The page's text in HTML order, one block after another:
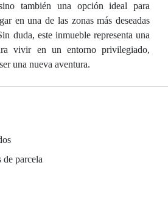
también una opción ideal para
en una de las zonas más deseadas
duda, este inmueble representa una
vivir en un entorno privilegiado,
una nueva aventura.
de parcela